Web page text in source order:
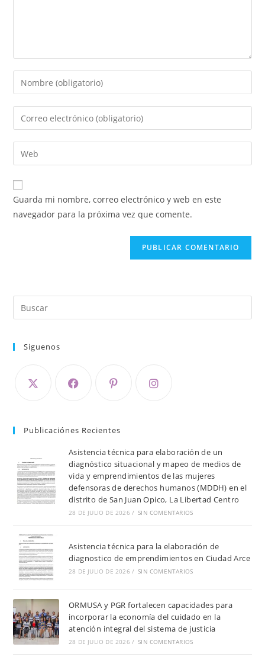
Guarda mi nombre, correo electrónico y web en este
navegador para la próxima vez que comente.
Siguenos
Publicaciónes Recientes
Asistencia técnica para elaboración de un
diagnóstico situacional y mapeo de medios de
vida y emprendimientos de las mujeres
defensoras de derechos humanos (MDDH) en el
distrito de San Juan Opico, La Libertad Centro
28 DE JULIO DE 2026 / SIN COMENTARIOS
Asistencia técnica para la elaboración de
diagnostico de emprendimientos en Ciudad Arce
28 DE JULIO DE 2026 / SIN COMENTARIOS
ORMUSA y PGR fortalecen capacidades para
incorporar la economía del cuidado en la
atención integral del sistema de justicia
28 DE JULIO DE 2026 / SIN COMENTARIOS